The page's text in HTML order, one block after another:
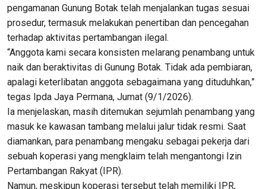
pengamanan Gunung Botak telah menjalankan tugas sesuai
prosedur, termasuk melakukan penertiban dan pencegahan
terhadap aktivitas pertambangan ilegal.
“Anggota kami secara konsisten melarang penambang untuk
naik dan beraktivitas di Gunung Botak. Tidak ada pembiaran,
apalagi keterlibatan anggota sebagaimana yang dituduhkan,”
tegas Ipda Jaya Permana, Jumat (9/1/2026).
Ia menjelaskan, masih ditemukan sejumlah penambang yang
masuk ke kawasan tambang melalui jalur tidak resmi. Saat
diamankan, para penambang mengaku sebagai pekerja dari
sebuah koperasi yang mengklaim telah mengantongi Izin
Pertambangan Rakyat (IPR).
Namun, meskipun koperasi tersebut telah memiliki IPR,